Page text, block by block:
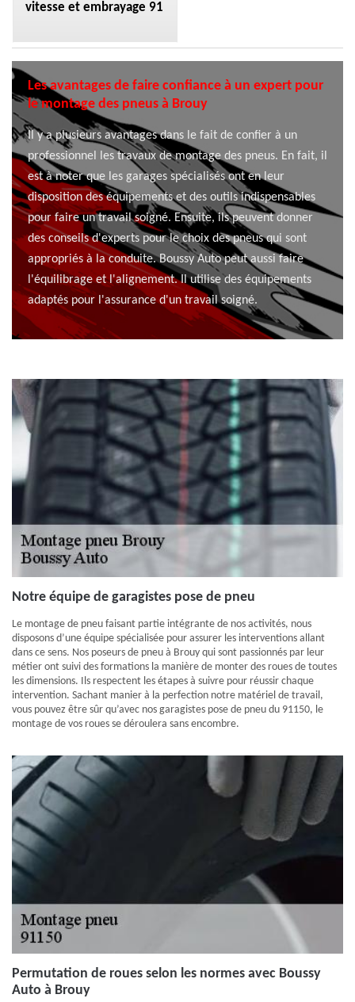
vitesse et embrayage 91
Les avantages de faire confiance à un expert pour
le montage des pneus à Brouy
Il y a plusieurs avantages dans le fait de confier à un
professionnel les travaux de montage des pneus. En fait, il
est à noter que les garages spécialisés ont en leur
disposition des équipements et des outils indispensables
pour faire un travail soigné. Ensuite, ils peuvent donner
des conseils d'experts pour le choix des pneus qui sont
appropriés à la conduite. Boussy Auto peut aussi faire
l'équilibrage et l'alignement. Il utilise des équipements
adaptés pour l'assurance d'un travail soigné.
Notre équipe de garagistes pose de pneu
Le montage de pneu faisant partie intégrante de nos activités, nous
disposons d’une équipe spécialisée pour assurer les interventions allant
dans ce sens. Nos poseurs de pneu à Brouy qui sont passionnés par leur
métier ont suivi des formations la manière de monter des roues de toutes
les dimensions. Ils respectent les étapes à suivre pour réussir chaque
intervention. Sachant manier à la perfection notre matériel de travail,
vous pouvez être sûr qu’avec nos garagistes pose de pneu du 91150, le
montage de vos roues se déroulera sans encombre.
Permutation de roues selon les normes avec Boussy
Auto à Brouy